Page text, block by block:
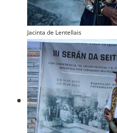
Jacinta de Lentellais